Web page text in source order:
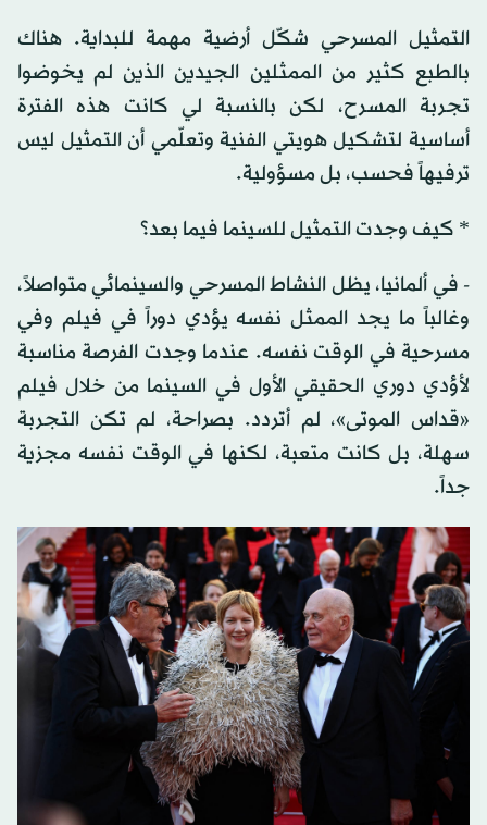
التمثيل المسرحي شكّل أرضية مهمة للبداية. هناك
بالطبع كثير من الممثلين الجيدين الذين لم يخوضوا
تجربة المسرح، لكن بالنسبة لي كانت هذه الفترة
أساسية لتشكيل هويتي الفنية وتعلّمي أن التمثيل ليس
ترفيهاً فحسب، بل مسؤولية.
* كيف وجدت التمثيل للسينما فيما بعد؟
- في ألمانيا، يظل النشاط المسرحي والسينمائي متواصلاً،
وغالباً ما يجد الممثل نفسه يؤدي دوراً في فيلم وفي
مسرحية في الوقت نفسه. عندما وجدت الفرصة مناسبة
لأؤدي دوري الحقيقي الأول في السينما من خلال فيلم
«قداس الموتى»، لم أتردد. بصراحة، لم تكن التجربة
سهلة، بل كانت متعبة، لكنها في الوقت نفسه مجزية
جداً.